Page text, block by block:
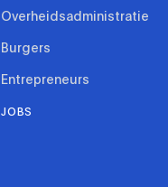
Overheidsadministratie
Burgers
Entrepreneurs
JOBS